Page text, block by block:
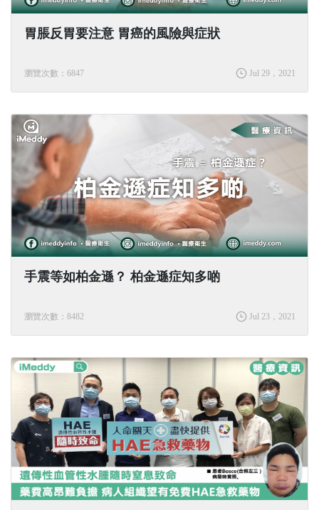
胃脹反胃要注意 胃癌的風險與症狀
瀏覽次數：6847 Jul 29，2021
手震等如柏金遜？ 柏金遜症知多啲
瀏覽次數：8482 Jul 23，2021